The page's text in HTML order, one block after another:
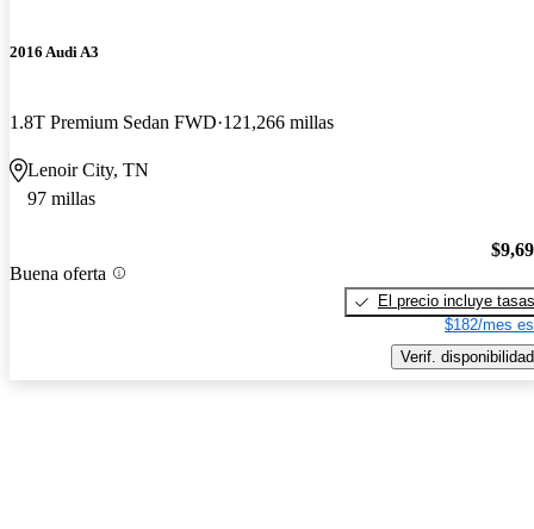
2016 Audi A3
1.8T Premium Sedan FWD 121,266 millas
Lenoir City, TN
97 millas
Buena oferta
El precio incluye tasas
$182/mes
Verif. disponibilidad